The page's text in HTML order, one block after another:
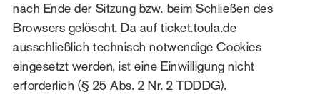
nach Ende der Sitzung bzw. beim Schließen des
Browsers gelöscht. Da auf ticket.toula.de
ausschließlich technisch notwendige Cookies
eingesetzt werden, ist eine Einwilligung nicht
erforderlich (§ 25 Abs. 2 Nr. 2 TDDDG).